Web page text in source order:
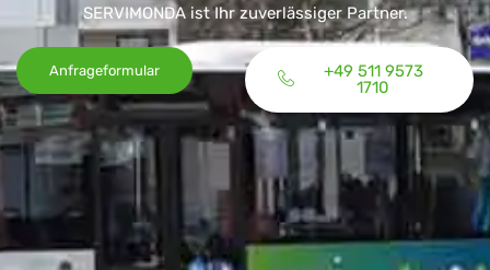
SERVIMONDA ist Ihr zuverlässiger Partner.
Anfrageformular
+49 511 9573
1710